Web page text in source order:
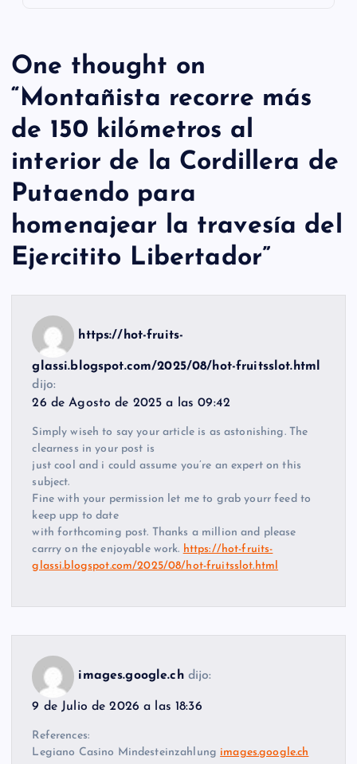
One thought on
“Montañista recorre más
de 150 kilómetros al
interior de la Cordillera de
Putaendo para
homenajear la travesía del
Ejercitito Libertador”
https://hot-fruits-
glassi.blogspot.com/2025/08/hot-fruitsslot.html
dijo:
26 de Agosto de 2025 a las 09:42
Simply wiseh to say your article is as astonishing. The
clearness in your post is
just cool and i could assume you’re an expert on this
subject.
Fine with your permission let me to grab yourr feed to
keep upp to date
with forthcoming post. Thanks a million and please
carrry on the enjoyable work. https://hot-fruits-
glassi.blogspot.com/2025/08/hot-fruitsslot.html
images.google.ch dijo:
9 de Julio de 2026 a las 18:36
References:
Legiano Casino Mindesteinzahlung images.google.ch